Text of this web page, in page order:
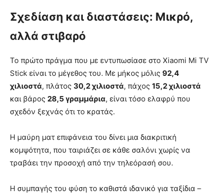
Σχεδίαση και διαστάσεις: Μικρό,
αλλά στιβαρό
Το πρώτο πράγμα που με εντυπωσίασε στο Xiaomi Mi TV
Stick είναι το μέγεθος του. Με μήκος μόλις 92,4
χιλιοστά, πλάτος 30,2 χιλιοστά, πάχος 15,2 χιλιοστά
και βάρος 28,5 γραμμάρια, είναι τόσο ελαφρύ που
σχεδόν ξεχνάς ότι το κρατάς.
Η μαύρη ματ επιφάνεια του δίνει μια διακριτική
κομψότητα, που ταιριάζει σε κάθε σαλόνι χωρίς να
τραβάει την προσοχή από την τηλεόρασή σου.
Η συμπαγής του φύση το καθιστά ιδανικό για ταξίδια –